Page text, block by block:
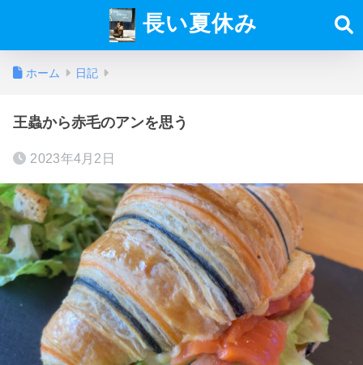
長い夏休み
ホーム 日記
王蟲から赤毛のアンを思う
2023年4月2日